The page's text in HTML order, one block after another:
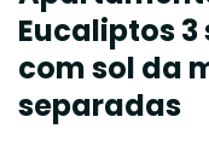
Eucaliptos
com sol da
separadas